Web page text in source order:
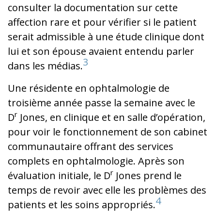
consulter la documentation sur cette
affection rare et pour vérifier si le patient
serait admissible à une étude clinique dont
lui et son épouse avaient entendu parler
dans les médias.3
Une résidente en ophtalmologie de
troisième année passe la semaine avec le
Dr Jones, en clinique et en salle d’opération,
pour voir le fonctionnement de son cabinet
communautaire offrant des services
complets en ophtalmologie. Après son
évaluation initiale, le Dr Jones prend le
temps de revoir avec elle les problèmes des
patients et les soins appropriés.4